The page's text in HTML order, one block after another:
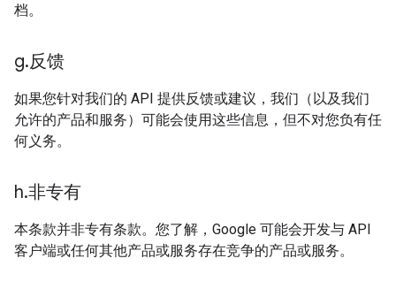
档。
g.反馈
如果您针对我们的 API 提供反馈或建议，我们（以及我们
允许的产品和服务）可能会使用这些信息，但不对您负有任
何义务。
h.非专有
本条款并非专有条款。您了解，Google 可能会开发与 API
客户端或任何其他产品或服务存在竞争的产品或服务。